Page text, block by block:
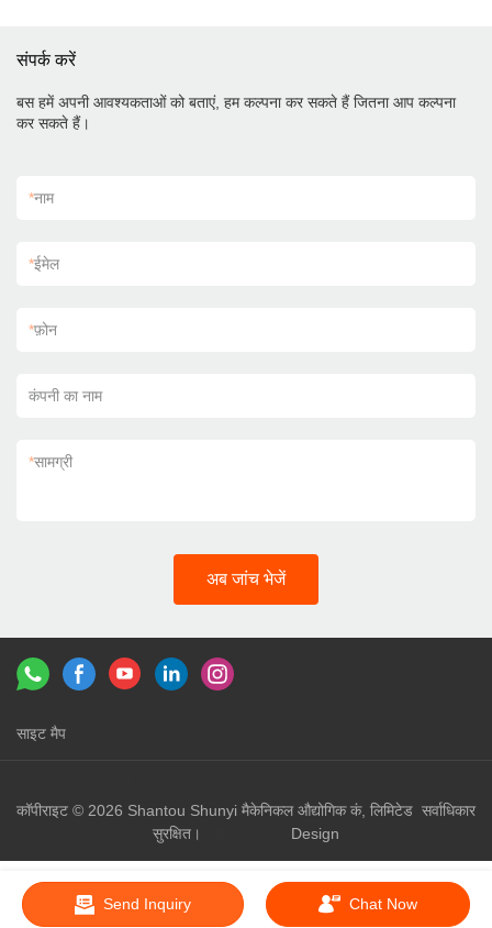
संपर्क करें
बस हमें अपनी आवश्यकताओं को बताएं, हम कल्पना कर सकते हैं जितना आप कल्पना
कर सकते हैं।
*नाम
*ईमेल
*फ़ोन
कंपनी का नाम
*सामग्री
अब जांच भेजें
साइट मैप
कॉपीराइट © 2026 Shantou Shunyi मैकेनिकल औद्योगिक कं, लिमिटेड सर्वाधिकार
सुरक्षित।
Design
Send Inquiry Chat Now